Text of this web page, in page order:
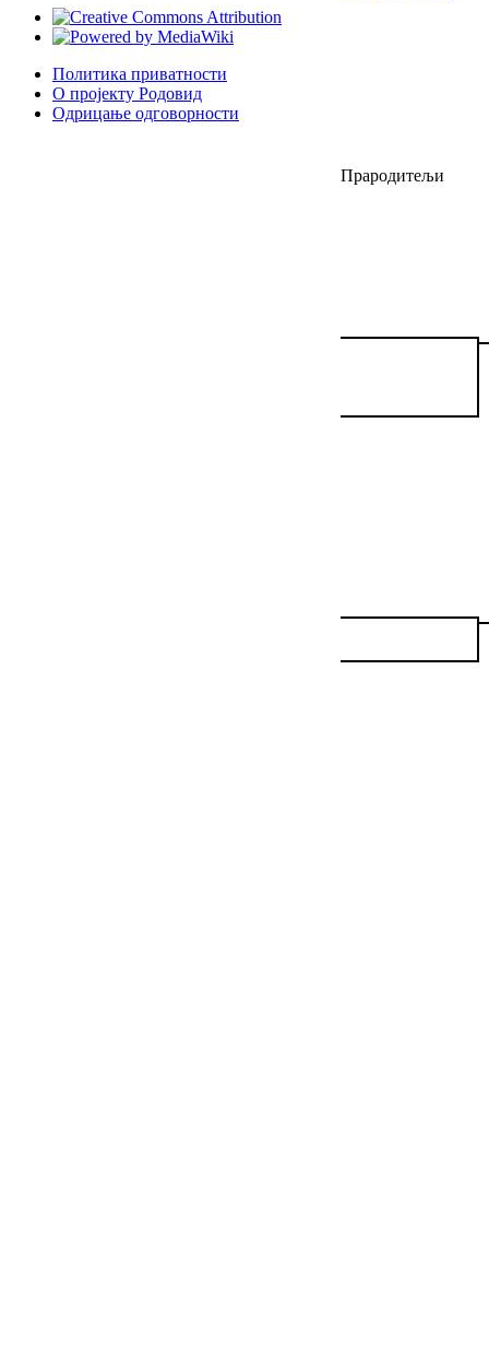
Прародитељи
Политика приватности
О пројекту Родовид
Одрицање одговорности